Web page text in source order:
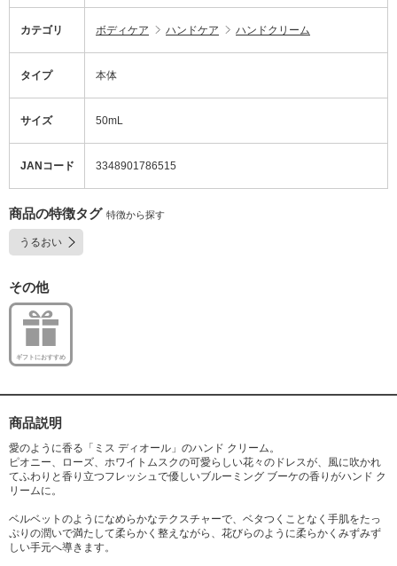
カテゴリ ボディケア ハンドケア ハンドクリーム
タイプ 本体
サイズ 50mL
JANコード 3348901786515
商品の特徴タグ 特徴から探す
うるおい
その他
ギフトにおすすめ
商品説明
愛のように香る「ミス ディオール」のハンド クリーム。
ピオニー、ローズ、ホワイトムスクの可愛らしい花々のドレスが、風に吹かれ
てふわりと香り立つフレッシュで優しいブルーミング ブーケの香りがハンド ク
リームに。
ベルベットのようになめらかなテクスチャーで、ベタつくことなく手肌をたっ
ぷりの潤いで満たして柔らかく整えながら、花びらのように柔らかくみずみず
しい手元へ導きます。